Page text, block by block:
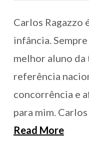
Carlos Ragazzo
infância.
melhor aluno da
referência
concorrência e
para mim.
Read More